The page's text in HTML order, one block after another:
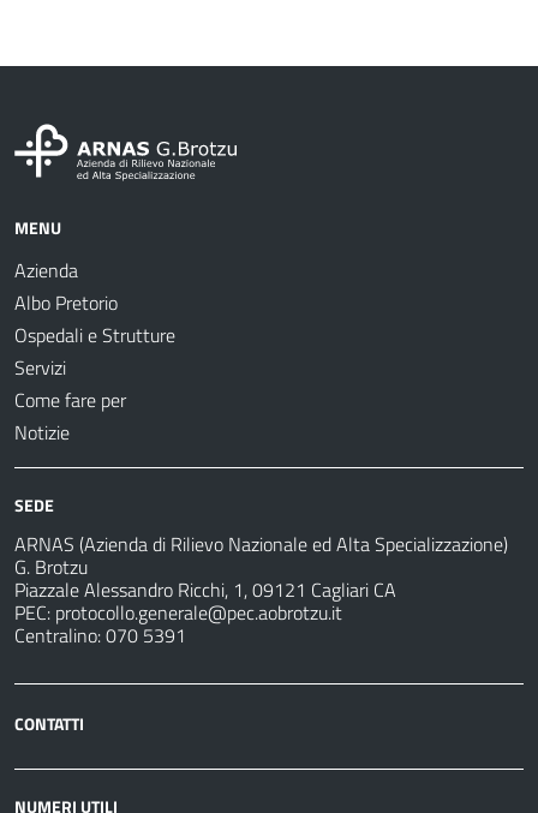
MENU
Azienda
Albo Pretorio
Ospedali e Strutture
Servizi
Come fare per
Notizie
SEDE
ARNAS (Azienda di Rilievo Nazionale ed Alta Specializzazione)
G. Brotzu
Piazzale Alessandro Ricchi, 1, 09121 Cagliari CA
PEC: protocollo.generale@pec.aobrotzu.it
Centralino: 070 5391
CONTATTI
NUMERI UTILI